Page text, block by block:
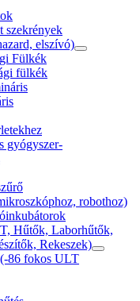
szekrények
elszívó)
Fülkék
fülkék
gyógyszer-
robothoz)
Hűtők, Laborhűtők,
Rekeszek)
86 fokos ULT